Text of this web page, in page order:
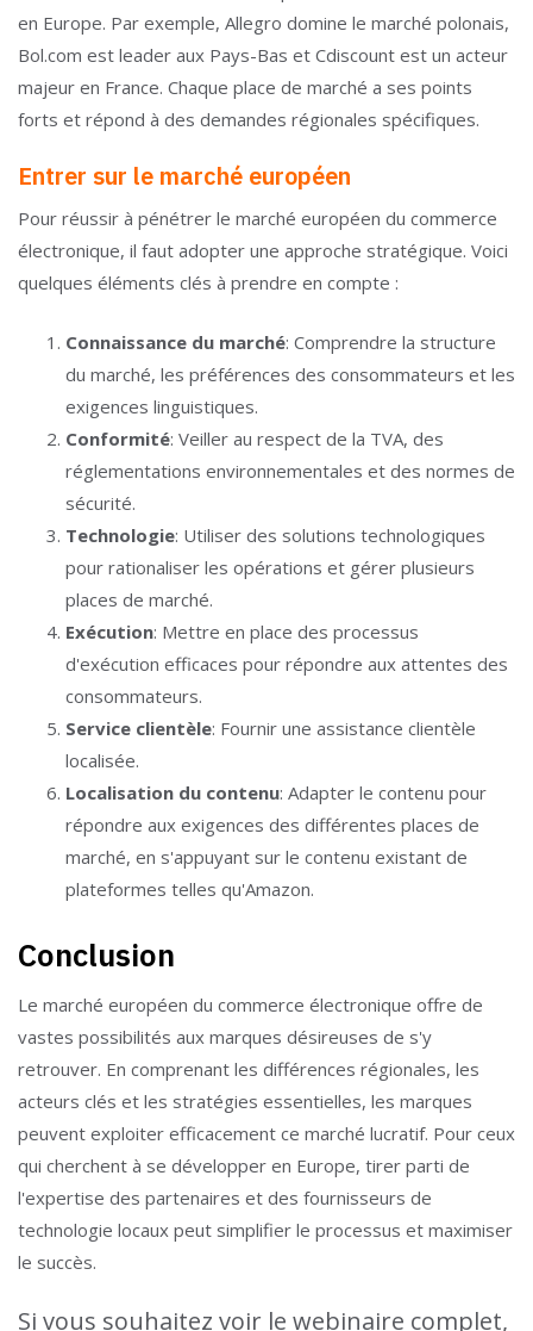
en Europe. Par exemple, Allegro domine le marché polonais,
Bol.com est leader aux Pays-Bas et Cdiscount est un acteur
majeur en France. Chaque place de marché a ses points
forts et répond à des demandes régionales spécifiques.
Entrer sur le marché européen
Pour réussir à pénétrer le marché européen du commerce
électronique, il faut adopter une approche stratégique. Voici
quelques éléments clés à prendre en compte :
Connaissance du marché: Comprendre la structure
du marché, les préférences des consommateurs et les
exigences linguistiques.
Conformité: Veiller au respect de la TVA, des
réglementations environnementales et des normes de
sécurité.
Technologie: Utiliser des solutions technologiques
pour rationaliser les opérations et gérer plusieurs
places de marché.
Exécution: Mettre en place des processus
d'exécution efficaces pour répondre aux attentes des
consommateurs.
Service clientèle: Fournir une assistance clientèle
localisée.
Localisation du contenu: Adapter le contenu pour
répondre aux exigences des différentes places de
marché, en s'appuyant sur le contenu existant de
plateformes telles qu'Amazon.
Conclusion
Le marché européen du commerce électronique offre de
vastes possibilités aux marques désireuses de s'y
retrouver. En comprenant les différences régionales, les
acteurs clés et les stratégies essentielles, les marques
peuvent exploiter efficacement ce marché lucratif. Pour ceux
qui cherchent à se développer en Europe, tirer parti de
l'expertise des partenaires et des fournisseurs de
technologie locaux peut simplifier le processus et maximiser
le succès.
Si vous souhaitez voir le webinaire complet,